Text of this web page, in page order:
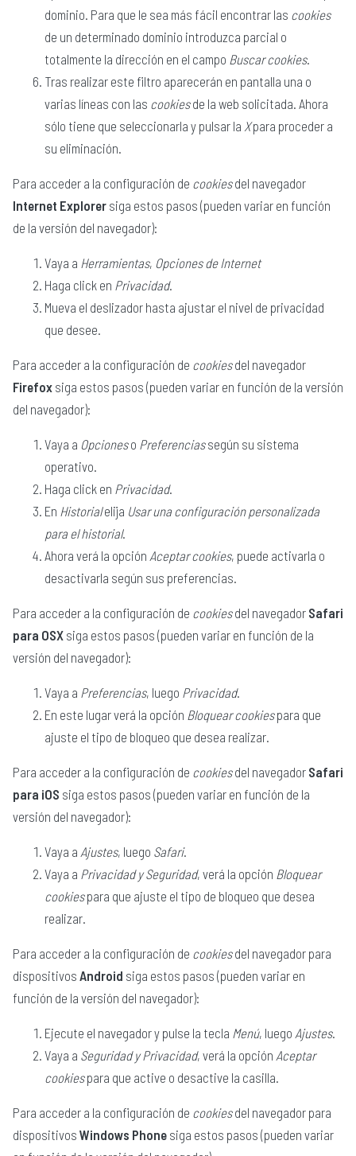
dominio. Para que le sea más fácil encontrar las cookies
de un determinado dominio introduzca parcial o
totalmente la dirección en el campo Buscar cookies.
Tras realizar este filtro aparecerán en pantalla una o
varias líneas con las cookiesde la web solicitada. Ahora
sólo tiene que seleccionarla y pulsar la Xpara proceder a
su eliminación.
Para acceder a la configuración de cookiesdel navegador
Internet Explorer siga estos pasos (pueden variar en función
de la versión del navegador):
Vaya a Herramientas, Opciones de Internet
Haga click en Privacidad.
Mueva el deslizador hasta ajustar el nivel de privacidad
que desee.
Para acceder a la configuración de cookiesdel navegador
Firefox siga estos pasos (pueden variar en función de la versión
del navegador):
Vaya a Opcioneso Preferenciassegún su sistema
operativo.
Haga click en Privacidad.
En Historialelija Usar una configuración personalizada
para el historial.
Ahora verá la opción Aceptar cookies, puede activarla o
desactivarla según sus preferencias.
Para acceder a la configuración de cookiesdel navegador Safari
para OSX siga estos pasos (pueden variar en función de la
versión del navegador):
Vaya a Preferencias, luego Privacidad.
En este lugar verá la opción Bloquear cookiespara que
ajuste el tipo de bloqueo que desea realizar.
Para acceder a la configuración de cookiesdel navegador Safari
para iOS siga estos pasos (pueden variar en función de la
versión del navegador):
Vaya a Ajustes, luego Safari.
Vaya a Privacidad y Seguridad, verá la opción Bloquear
cookiespara que ajuste el tipo de bloqueo que desea
realizar.
Para acceder a la configuración de cookiesdel navegador para
dispositivos Android siga estos pasos (pueden variar en
función de la versión del navegador):
Ejecute el navegador y pulse la tecla Menú, luego Ajustes.
Vaya a Seguridad y Privacidad, verá la opción Aceptar
cookiespara que active o desactive la casilla.
Para acceder a la configuración de cookiesdel navegador para
dispositivos Windows Phone siga estos pasos (pueden variar